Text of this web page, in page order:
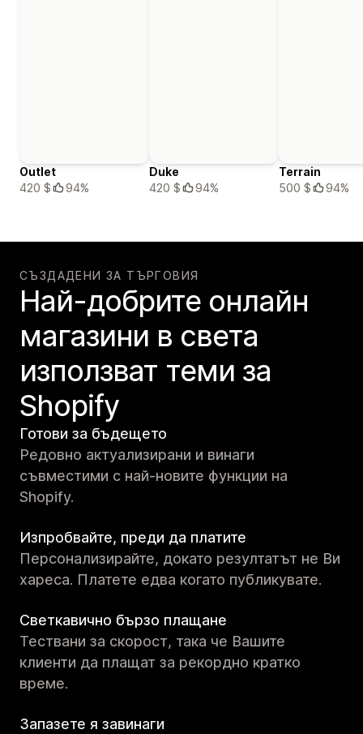
Outlet
420 $
94%
Duke
420 $
94%
Terrain
500 $
94%
СЪЗДАДЕНИ ЗА ТЪРГОВИЯ
Най-добрите онлайн
магазини в света
използват теми за
Shopify
Готови за бъдещето
Редовно актуализирани и винаги
съвместими с най-новите функции на
Shopify.
Изпробвайте, преди да платите
Персонализирайте, докато резултатът не Ви
хареса. Платете едва когато публикувате.
Светкавично бързо плащане
Тествани за скорост, така че Вашите
клиенти да плащат за рекордно кратко
време.
Запазете я завинаги